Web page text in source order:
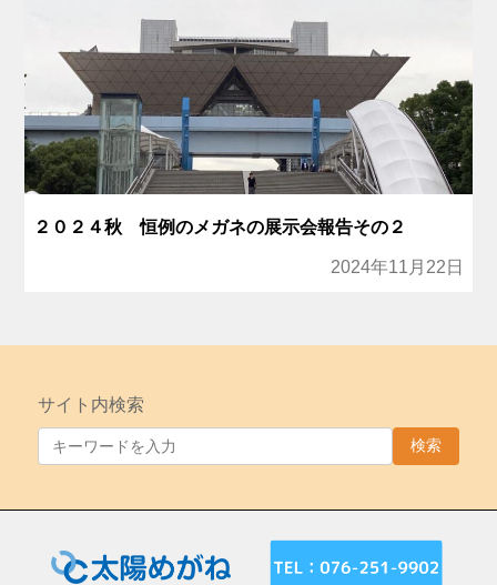
２０２４秋 恒例のメガネの展示会報告その２
2024年11月22日
サイト内検索
検索